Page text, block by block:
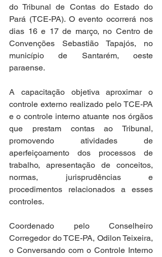
do Tribunal de Contas do Estado do
Pará (TCE-PA). O evento ocorrerá nos
dias 16 e 17 de março, no Centro de
Convenções Sebastião Tapajós, no
município de Santarém, oeste
paraense.
A capacitação objetiva aproximar o
controle externo realizado pelo TCE-PA
e o controle interno atuante nos órgãos
que prestam contas ao Tribunal,
promovendo atividades de
aperfeiçoamento dos processos de
trabalho, apresentação de conceitos,
normas, jurisprudências e
procedimentos relacionados a esses
controles.
Coordenado pelo Conselheiro
Corregedor do TCE-PA, Odilon Teixeira,
o Conversando com o Controle Interno